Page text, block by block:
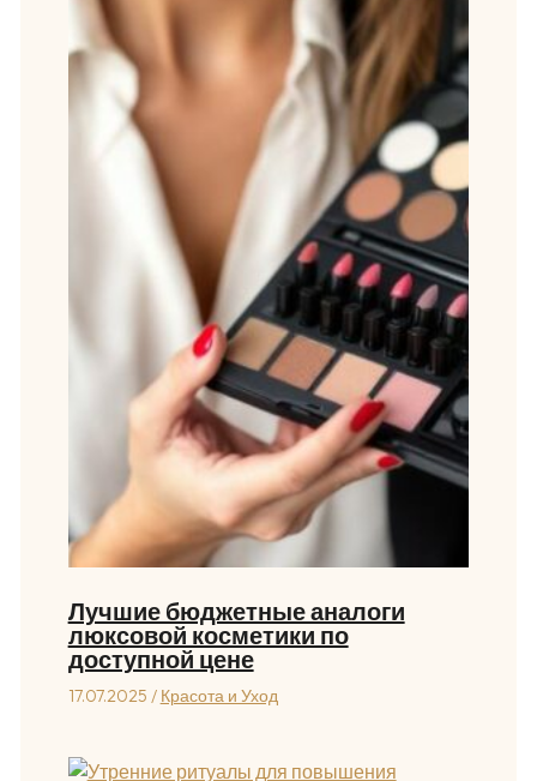
Лучшие бюджетные аналоги
люксовой косметики по
доступной цене
17.07.2025 / Красота и Уход